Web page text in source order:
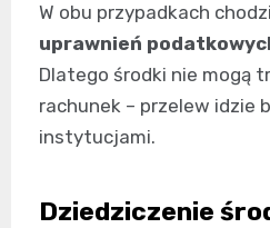
W obu przypadkach
uprawnień
Dlatego środki nie mogą
rachunek – przelew idzie
instytucjami.
Dziedziczenie